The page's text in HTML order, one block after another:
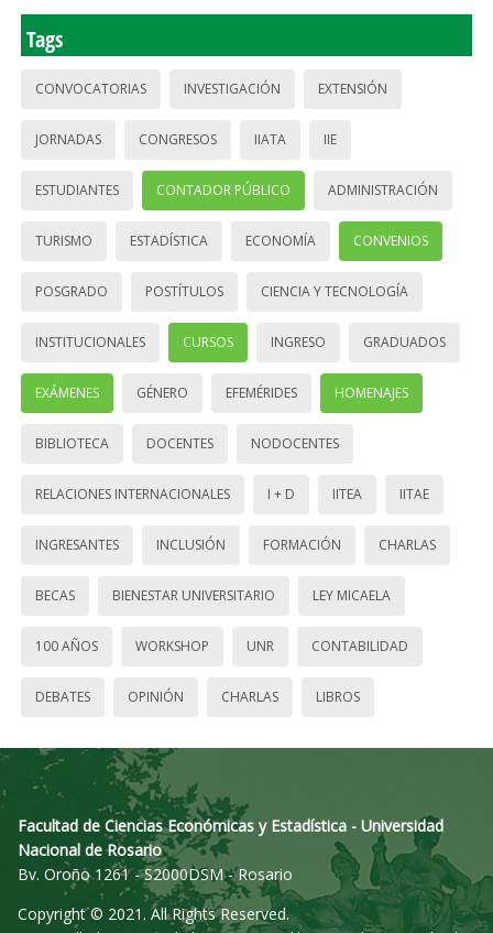
Tags
CONVOCATORIAS INVESTIGACIÓN EXTENSIÓN
JORNADAS CONGRESOS IIATA IIE
ESTUDIANTES CONTADOR PÚBLICO ADMINISTRACIÓN
TURISMO ESTADÍSTICA ECONOMÍA CONVENIOS
POSGRADO POSTÍTULOS CIENCIA Y TECNOLOGÍA
INSTITUCIONALES CURSOS INGRESO GRADUADOS
EXÁMENES GÉNERO EFEMÉRIDES HOMENAJES
BIBLIOTECA DOCENTES NODOCENTES
RELACIONES INTERNACIONALES I + D IITEA IITAE
INGRESANTES INCLUSIÓN FORMACIÓN CHARLAS
BECAS BIENESTAR UNIVERSITARIO LEY MICAELA
100 AÑOS WORKSHOP UNR CONTABILIDAD
DEBATES OPINIÓN CHARLAS LIBROS
Facultad de Ciencias Económicas y Estadística - Universidad
Nacional de Rosario
Bv. Oroño 1261 - S2000DSM - Rosario
Copyright © 2021. All Rights Reserved.